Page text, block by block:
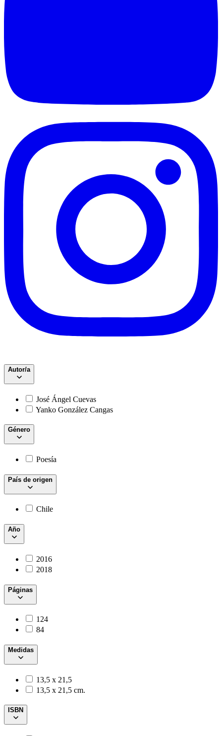
Autor/a
José Ángel Cuevas
Yanko González Cangas
Género
Poesía
País de origen
Chile
Año
2016
2018
Páginas
124
84
Medidas
13,5 x 21,5
13,5 x 21,5 cm.
ISBN